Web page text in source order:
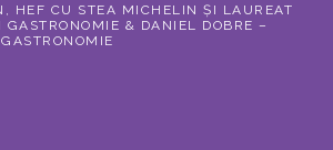
HEF CU STEA MICHELIN ȘI LAUREAT
GASTRONOMIE & DANIEL DOBRE –